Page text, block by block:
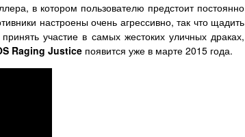
в котором пользователю предстоит постоянно
настроены очень агрессивно, так что щадить
участие в самых жестоких уличных драках,
Raging Justice появится уже в марте 2015 года.